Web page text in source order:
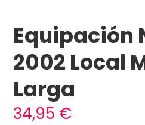
Equipación
2002 Local
Larga
34,95 €